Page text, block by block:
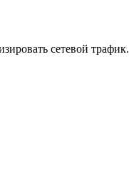
сетевой трафик.